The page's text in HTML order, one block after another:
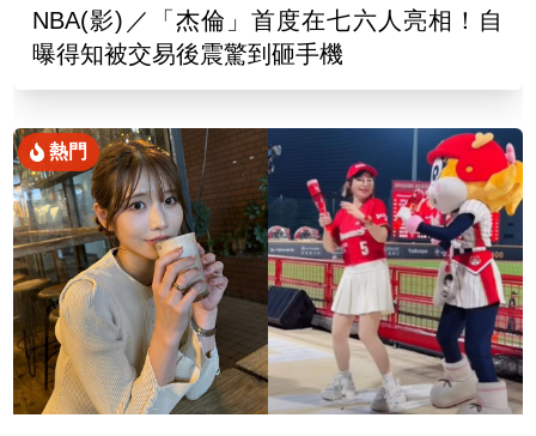
NBA(影)／「杰倫」首度在七六人亮相！自
曝得知被交易後震驚到砸手機
熱門